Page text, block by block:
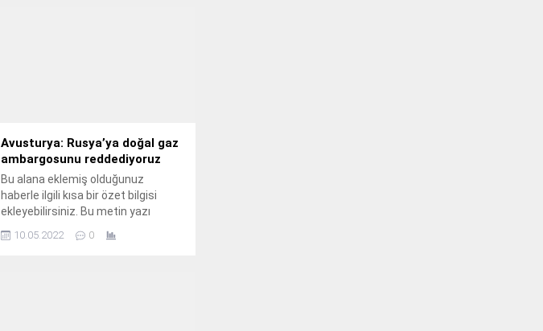
Avusturya: Rusya’ya doğal gaz
ambargosunu reddediyoruz
Bu alana eklemiş olduğunuz
haberle ilgili kısa bir özet bilgisi
ekleyebilirsiniz. Bu metin yazı
düzenleme sayfasında "Özet"
bölümünden eklenebilir. Özet
10.05.2022 0